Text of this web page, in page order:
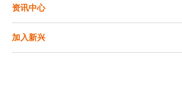
资讯中心
加入新兴